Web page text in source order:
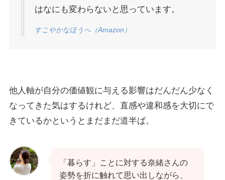
はなにも変わらないと思っています。
すこやかなほうへ（Amazon）
他人軸が自分の価値観に与える影響はだんだん少なく
なってきた気はするけれど、直感や違和感を大切にで
きているかというとまだまだ道半ば。
「暮らす」ことに対する奈緒さんの
姿勢を折に触れて思い出しながら、